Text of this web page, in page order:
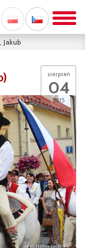
Jakub
sierpień
04
2015